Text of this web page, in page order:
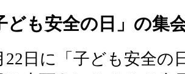
ども安全の日」の集
22日に「子ども安全の